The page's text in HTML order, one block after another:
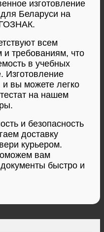
изготовление
Беларуси на
всем
и требованиям, что
в учебных
Изготовление
и вы можете легко
на нашем
и безопасность
доставку
курьером.
вам
быстро и